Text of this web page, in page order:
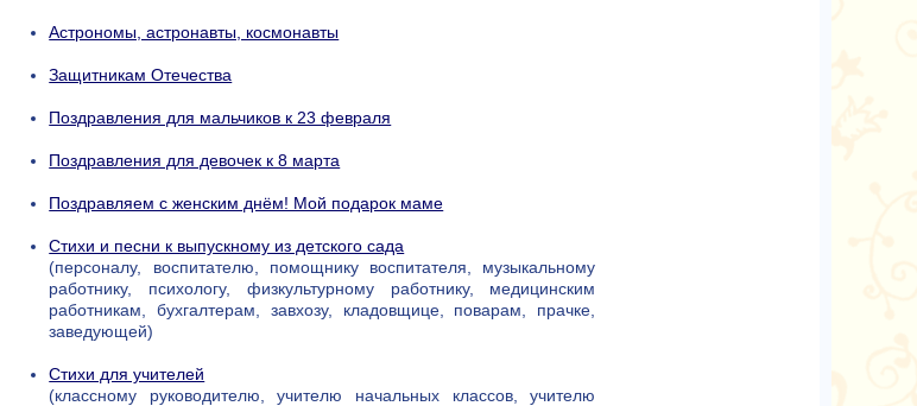
Астрономы, астронавты, космонавты
Защитникам Отечества
Поздравления для мальчиков к 23 февраля
Поздравления для девочек к 8 марта
Поздравляем с женским днём! Мой подарок маме
Стихи и песни к выпускному из детского сада
(персоналу, воспитателю, помощнику воспитателя, музыкальному
работнику, психологу, физкультурному работнику, медицинским
работникам, бухгалтерам, завхозу, кладовщице, поварам, прачке,
заведующей)
Стихи для учителей
(классному руководителю, учителю начальных классов, учителю